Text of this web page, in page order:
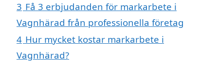
3 Få 3 erbjudanden för markarbete i
Vagnhärad från professionella företag
4 Hur mycket kostar markarbete i
Vagnhärad?